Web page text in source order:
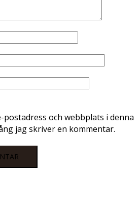
postadress och webbplats i denna
jag skriver en kommentar.